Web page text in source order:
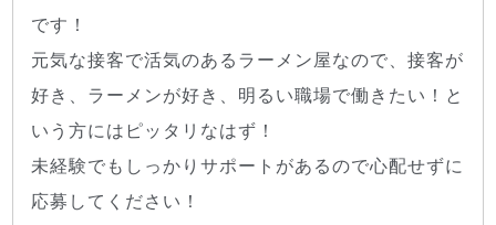
です！
元気な接客で活気のあるラーメン屋なので、接客が
好き、ラーメンが好き、明るい職場で働きたい！と
いう方にはピッタリなはず！
未経験でもしっかりサポートがあるので心配せずに
応募してください！